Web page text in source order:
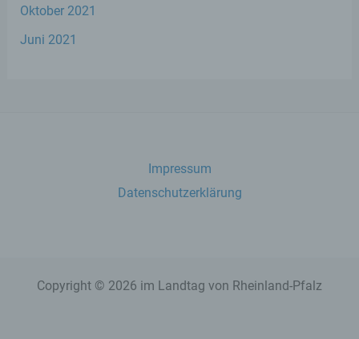
Oktober 2021
Juni 2021
Impressum
Datenschutzerklärung
Copyright © 2026 im Landtag von Rheinland-Pfalz
h) Auftragsverarbeiter
i) Empfänger
handelt oder nicht. Behörden, die im